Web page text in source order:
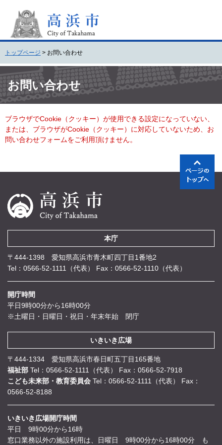
頭
で
す
。
飛
ば
し
て
本
へ
トップページ > お問い合わせ
文 お問い合わせ
ブラウザでCookie（クッキー）が使用できる設定になっていない、
または、ブラウザがCookie（クッキー）に対応していないため、お
問い合わせフォームをご利用頂けません。
本庁
〒444-1398 愛知県高浜市青木町四丁目1番地2
Tel：0566-52-1111（代表）
Fax：0566-52-1110（代表）
開庁時間
平日9時00分から16時00分
※土曜日・日曜日・祝日・年末年始 閉庁
いきいき広場
〒444-1334 愛知県高浜市春日町五丁目165番地
福祉部 Tel：0566-52-1111（代表）
Fax：0566-52-7918
こども未来部・教育委員会 Tel：0566-52-1111（代表）
Fax：
0566-52-8188
いきいき広場開庁時間
平日 9時00分から16時
窓口業務以外の施設利用は、日曜日 9時00分から16時00分 も